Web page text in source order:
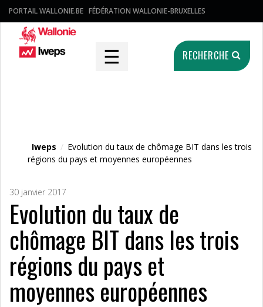
PORTAIL WALLONIE.BE FÉDÉRATION WALLONIE-BRUXELLES
☰ RECHERCHE
Iweps / Evolution du taux de chômage BIT dans les trois
régions du pays et moyennes européennes
30 janvier 2017
Evolution du taux de
chômage BIT dans les trois
régions du pays et
moyennes européennes